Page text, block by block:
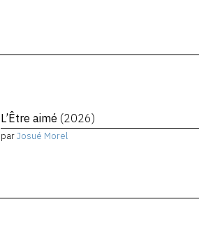
L’Être aimé (2026)
parJosué Morel